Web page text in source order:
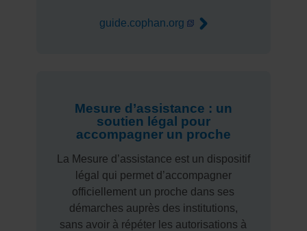
guide.cophan.org
Mesure d’assistance : un
soutien légal pour
accompagner un proche
La Mesure d’assistance est un dispositif
légal qui permet d’accompagner
officiellement un proche dans ses
démarches auprès des institutions,
sans avoir à répéter les autorisations à